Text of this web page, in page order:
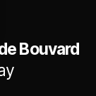
Bouvard